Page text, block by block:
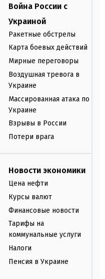
Война России с
Украиной
Ракетные обстрелы
Карта боевых действий
Мирные переговоры
Воздушная тревога в
Украине
Массированная атака по
Украине
Взрывы в России
Потери врага
Новости экономики
Цена нефти
Курсы валют
Финансовые новости
Тарифы на
коммунальные услуги
Налоги
Пенсия в Украине